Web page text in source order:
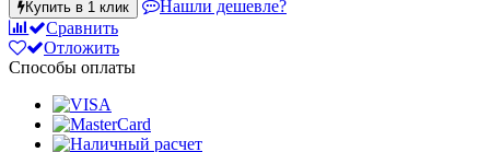
Купить в 1 клик
Нашли дешевле?
Сравнить
Отложить
Способы оплаты